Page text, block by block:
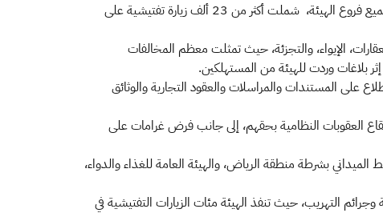
​​​​نفذت الفرق الرقابية والتفتيشية بهيئة الزكاة والضريبة والجمارك حملة تفتيشية واسعة في مختلف مدن ومحافظات المملكة بمشاركة جميع فروع الهيئة، شملت أكثر من 23 ألف زيارة تفتيشية على
تجارية عدة، على رأسها العقارات، الإيواء، والتجزئة، حيث تمثلت معظم المخالفات
بلاغات وردت للهيئة من المستهلكين.
على المستندات والمراسلات والعقود التجارية والوثائق
العقوبات النظامية بحقهم، إلى جانب فرض غرامات على
بشرطة منطقة الرياض، والهيئة العامة للغذاء والدواء،
التهريب، حيث تنفذ الهيئة مئات الزيارات التفتيشية في